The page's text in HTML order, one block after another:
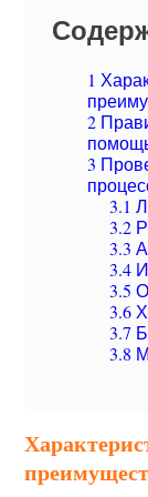
1
2
3
3.1
3.2
3.3
3.4
3.5
3.6
3.7
3.8